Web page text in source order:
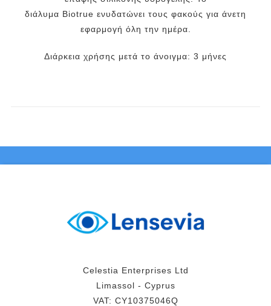
διάλυμα Biotrue ενυδατώνει τους φακούς για άνετη
εφαρμογή όλη την ημέρα.
Διάρκεια χρήσης μετά το άνοιγμα: 3 μήνες
Celestia Enterprises Ltd
Limassol - Cyprus
VAT: CY10375046Q